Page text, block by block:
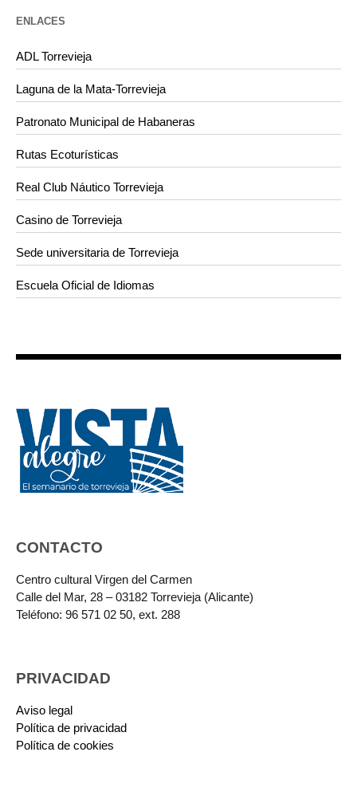
ENLACES
ADL Torrevieja
Laguna de la Mata-Torrevieja
Patronato Municipal de Habaneras
Rutas Ecoturísticas
Real Club Náutico Torrevieja
Casino de Torrevieja
Sede universitaria de Torrevieja
Escuela Oficial de Idiomas
CONTACTO
Centro cultural Virgen del Carmen
Calle del Mar, 28 – 03182 Torrevieja (Alicante)
Teléfono: 96 571 02 50, ext. 288
PRIVACIDAD
Aviso legal
Política de privacidad
Política de cookies